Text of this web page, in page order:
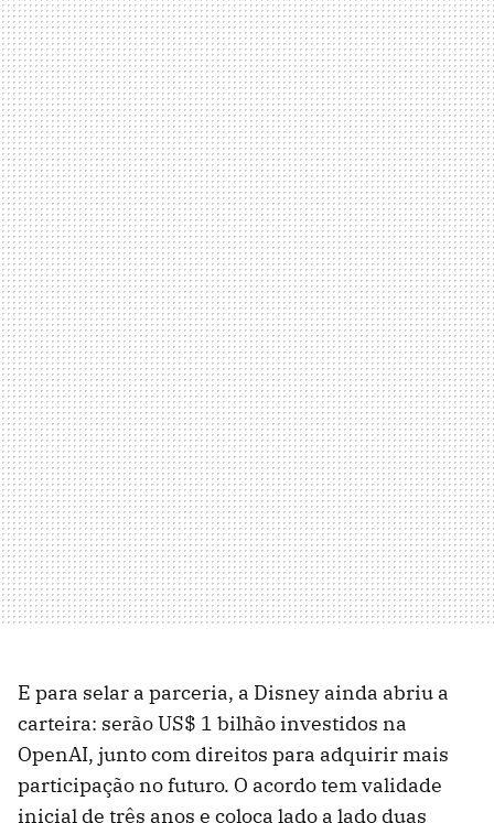
E para selar a parceria, a Disney ainda abriu a
carteira: serão US$ 1 bilhão investidos na
OpenAI, junto com direitos para adquirir mais
participação no futuro. O acordo tem validade
inicial de três anos e coloca lado a lado duas